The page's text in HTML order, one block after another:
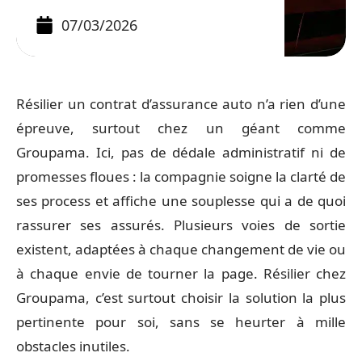
07/03/2026
Résilier un contrat d’assurance auto n’a rien d’une
épreuve, surtout chez un géant comme
Groupama. Ici, pas de dédale administratif ni de
promesses floues : la compagnie soigne la clarté de
ses process et affiche une souplesse qui a de quoi
rassurer ses assurés. Plusieurs voies de sortie
existent, adaptées à chaque changement de vie ou
à chaque envie de tourner la page. Résilier chez
Groupama, c’est surtout choisir la solution la plus
pertinente pour soi, sans se heurter à mille
obstacles inutiles.